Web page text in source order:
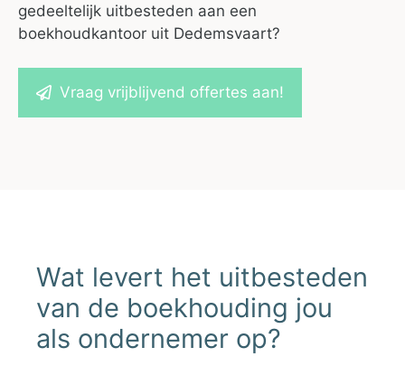
gedeeltelijk uitbesteden aan een
boekhoudkantoor uit Dedemsvaart?
Vraag vrijblijvend offertes aan!
Wat levert het uitbesteden
van de boekhouding jou
als ondernemer op?